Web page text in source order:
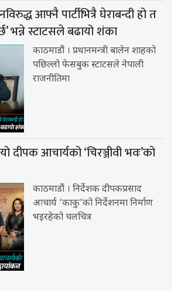
आफ्नै पार्टीभित्रै घेराबन्दी हो त
भन्ने स्टाटसले बढायो शंका
काठमाडौं । प्रधानमन्त्री बालेन शाहको
पछिल्लो फेसबुक स्टाटसले नेपाली
राजनीतिमा
दीपक आचार्यको ‘चिरञ्जीवी भवः’को
काठमाडौं । निर्देशक दीपकप्रसाद
आचार्य ‘काकु’को निर्देशनमा निर्माण
भइरहेको चलचित्र